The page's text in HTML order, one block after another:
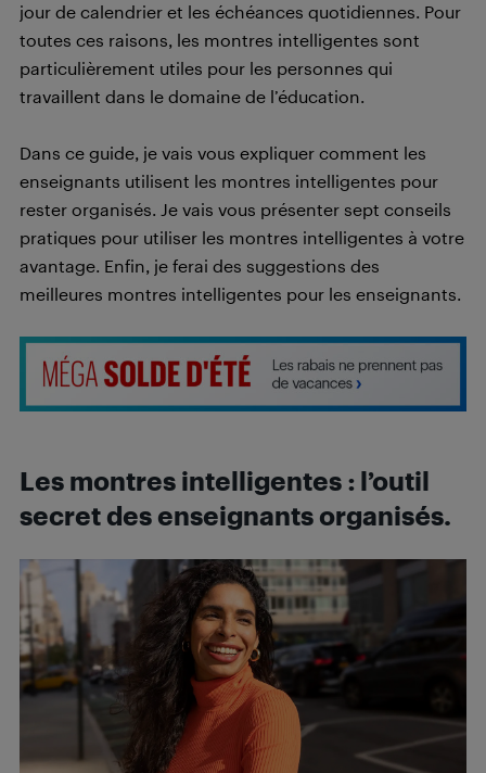
jour de calendrier et les échéances quotidiennes. Pour
toutes ces raisons, les montres intelligentes sont
particulièrement utiles pour les personnes qui
travaillent dans le domaine de l’éducation.
Dans ce guide, je vais vous expliquer comment les
enseignants utilisent les montres intelligentes pour
rester organisés. Je vais vous présenter sept conseils
pratiques pour utiliser les montres intelligentes à votre
avantage. Enfin, je ferai des suggestions des
meilleures montres intelligentes pour les enseignants.
Les montres intelligentes : l’outil
secret des enseignants organisés.